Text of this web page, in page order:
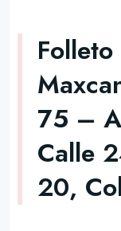
75 –
Calle
20,